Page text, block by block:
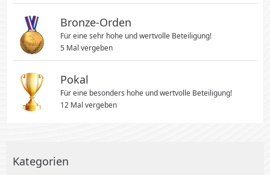
Bronze-Orden
Für eine sehr hohe und wertvolle Beteiligung!
5 Mal vergeben
Pokal
Für eine besonders hohe und wertvolle Beteiligung!
12 Mal vergeben
Kategorien